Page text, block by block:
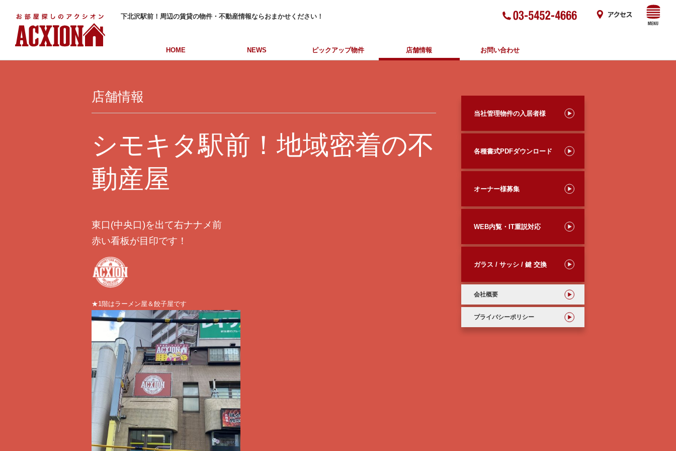
下北沢駅前！周辺の賃貸の物件・不動産情報ならおまかせください！
HOME NEWS ピックアップ物件 店舗情報 お問い合わせ
店舗情報
シモキタ駅前！地域密着の不
動産屋
東口(中央口)を出て右ナナメ前
赤い看板が目印です！
★1階はラーメン屋＆餃子屋です
当社管理物件の入居者様
各種書式PDFダウンロード
オーナー様募集
WEB内覧・IT重説対応
ガラス / サッシ / 鍵 交換
会社概要
プライバシーポリシー